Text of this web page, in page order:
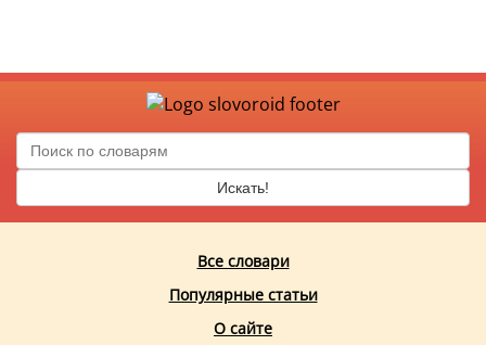
Искать!
Все словари
Популярные статьи
О сайте